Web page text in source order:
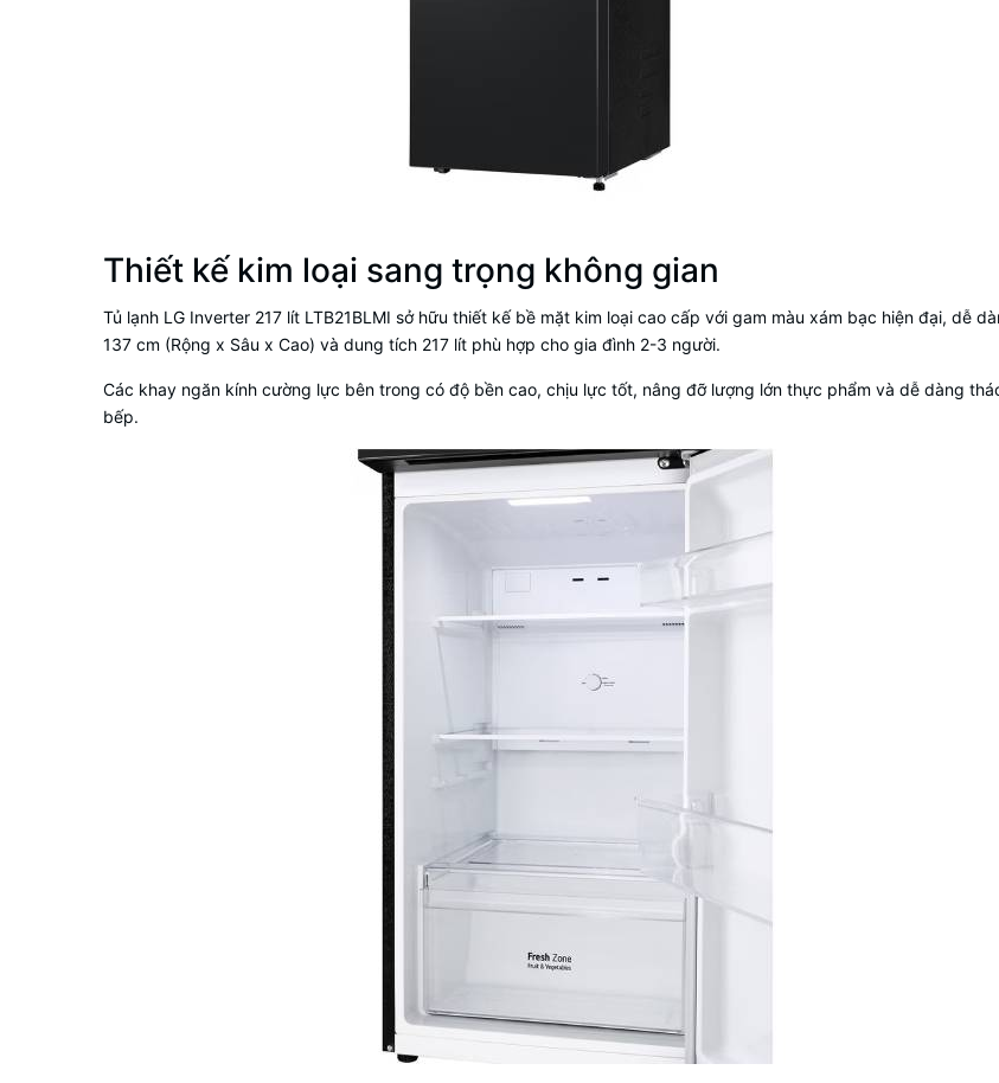
Thiết kế kim loại sang trọng không gian
Tủ lạnh LG Inverter 217 lít LTB21BLMI sở hữu thiết kế bề mặt kim loại cao cấp với gam màu xám bạc hiện đại, dễ
137 cm (Rộng x Sâu x Cao) và dung tích 217 lít phù hợp cho gia đình 2-3 người.
Các khay ngăn kính cường lực bên trong có độ bền cao, chịu lực tốt, nâng đỡ lượng lớn thực phẩm và dễ dàng
bếp.